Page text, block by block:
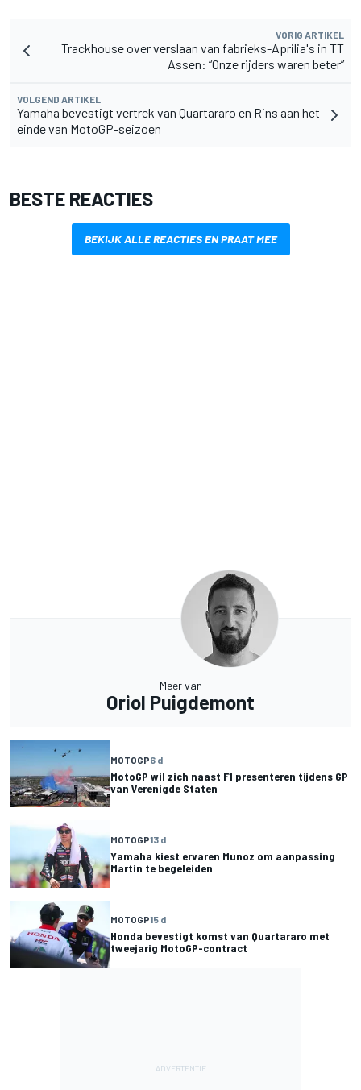
VORIG ARTIKEL
Trackhouse over verslaan van fabrieks-Aprilia's in TT
Assen: “Onze rijders waren beter”
VOLGEND ARTIKEL
Yamaha bevestigt vertrek van Quartararo en Rins aan het
einde van MotoGP-seizoen
BESTE REACTIES
BEKIJK ALLE REACTIES EN PRAAT MEE
Meer van
Oriol Puigdemont
MOTOGP6 d
MotoGP wil zich naast F1 presenteren tijdens GP
van Verenigde Staten
MOTOGP13 d
Yamaha kiest ervaren Munoz om aanpassing
Martin te begeleiden
MOTOGP15 d
Honda bevestigt komst van Quartararo met
tweejarig MotoGP-contract